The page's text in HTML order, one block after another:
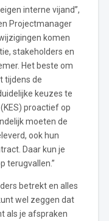
interne vijand”,
Projectmanager
komen
stakeholders en
Het beste om
tijdens de
keuzes te
proactief op
moeten de
ook hun
Daar kun je
terugvallen.”
betrekt en alles
wel zeggen dat
als je afspraken